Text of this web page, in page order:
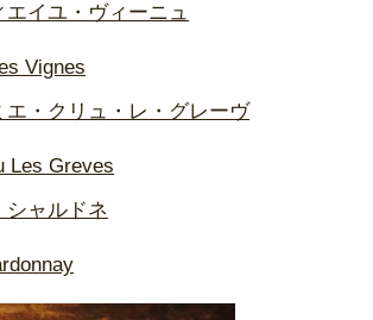
イユ・ヴィーニュ
Vignes
エ・クリュ・レ・グレーヴ
Les Greves
シャルドネ